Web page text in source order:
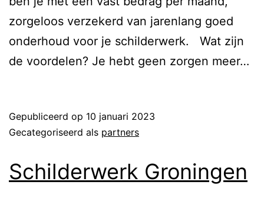
zorgeloos verzekerd van jarenlang goed
onderhoud voor je schilderwerk. Wat zijn
de voordelen? Je hebt geen zorgen meer…
Gepubliceerd op 10 januari 2023
Gecategoriseerd als partners
Schilderwerk Groningen